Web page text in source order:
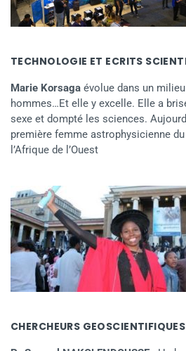
TECHNOLOGIE ET ECRITS
Marie Korsaga évolue dans un
hommes…Et elle y excelle. Elle a
sexe et dompté les sciences.
première femme astrophysicienne
l’Afrique de l’Ouest
CHERCHEURS GEOSCIENTIFIQUES